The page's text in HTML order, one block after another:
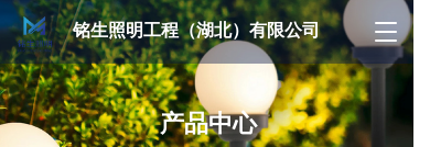
T
o
g
铭生照明工程（湖北）有限公司
产品中心